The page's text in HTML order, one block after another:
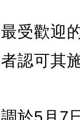
受歡迎
認可其